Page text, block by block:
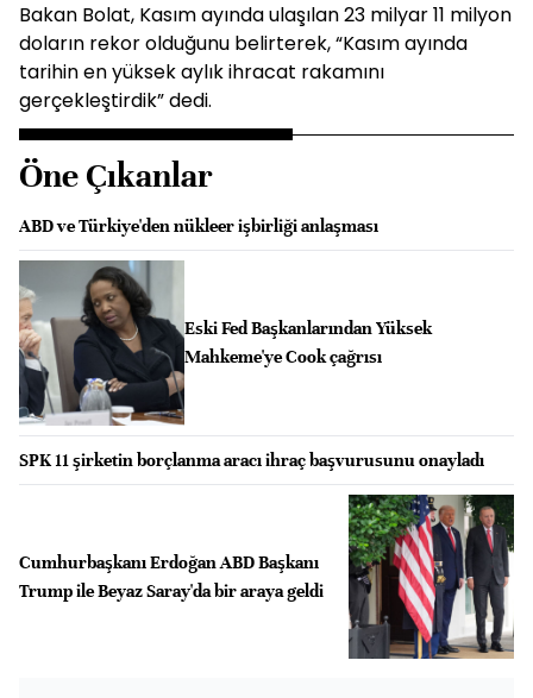
Bakan Bolat, Kasım ayında ulaşılan 23 milyar 11 milyon
doların rekor olduğunu belirterek, “Kasım ayında
tarihin en yüksek aylık ihracat rakamını
gerçekleştirdik” dedi.
Öne Çıkanlar
ABD ve Türkiye'den nükleer işbirliği anlaşması
Eski Fed Başkanlarından Yüksek
Mahkeme'ye Cook çağrısı
SPK 11 şirketin borçlanma aracı ihraç başvurusunu onayladı
Cumhurbaşkanı Erdoğan ABD Başkanı
Trump ile Beyaz Saray'da bir araya geldi